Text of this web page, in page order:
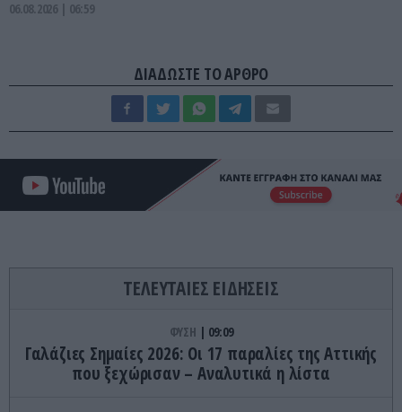
06.08.2026 | 06:59
ΔΙΑΔΩΣΤΕ ΤΟ ΑΡΘΡΟ
ΤΕΛΕΥΤΑΙΕΣ ΕΙΔΗΣΕΙΣ
ΦΥΣΗ 09:09
Γαλάζιες Σημαίες 2026: Οι 17 παραλίες της Αττικής
που ξεχώρισαν – Αναλυτικά η λίστα